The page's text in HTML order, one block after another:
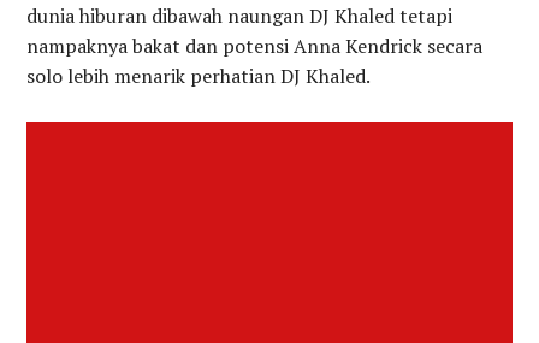
dunia hiburan dibawah naungan DJ Khaled tetapi
nampaknya bakat dan potensi Anna Kendrick secara
solo lebih menarik perhatian DJ Khaled.